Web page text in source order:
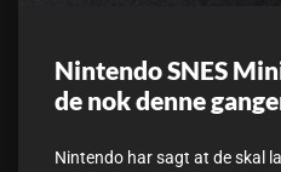
Nintendo SNES
de nok denne
Nintendo har sagt at de skal